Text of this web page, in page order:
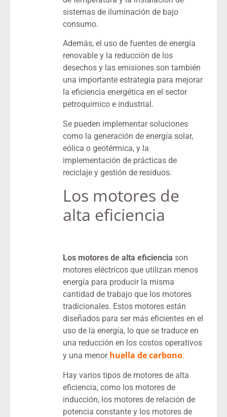
sistemas de iluminación de bajo
consumo.
Además, el uso de fuentes de energía
renovable y la reducción de los
desechos y las emisiones son también
una importante estrategia para mejorar
la eficiencia energética en el sector
petroquímico e industrial.
Se pueden implementar soluciones
como la generación de energía solar,
eólica o geotérmica, y la
implementación de prácticas de
reciclaje y gestión de residuos.
Los motores de
alta eficiencia
Los motores de alta eficiencia son
motores eléctricos que utilizan menos
energía para producir la misma
cantidad de trabajo que los motores
tradicionales. Estos motores están
diseñados para ser más eficientes en el
uso de la energía, lo que se traduce en
una reducción en los costos operativos
y una menor huella de carbono.
Hay varios tipos de motores de alta
eficiencia, como los motores de
inducción, los motores de relación de
potencia constante y los motores de